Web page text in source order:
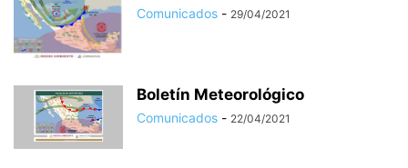
Comunicados - 29/04/2021
Boletín Meteorológico
Comunicados - 22/04/2021